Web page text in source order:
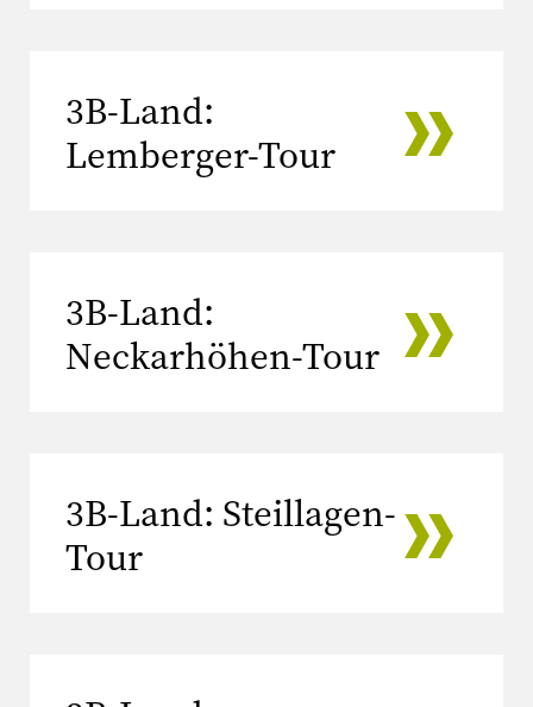
3B-Land:
Lemberger-Tour
3B-Land:
Neckarhöhen-Tour
3B-Land: Steillagen-
Tour